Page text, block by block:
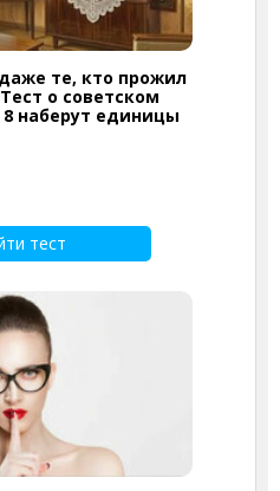
те, кто прожил
о советском
наберут единицы
тест